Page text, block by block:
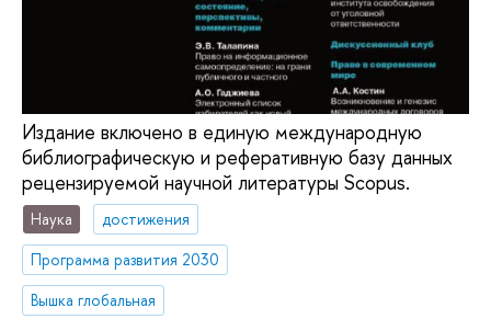
Издание включено в единую международную
библиографическую и реферативную базу данных
рецензируемой научной литературы Scopus.
Наука
достижения
Программа развития 2030
Вышка глобальная